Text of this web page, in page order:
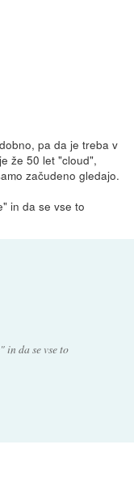
pa da je treba v
že 50 let "cloud",
začudeno gledajo.
in da se vse to
in da se vse to